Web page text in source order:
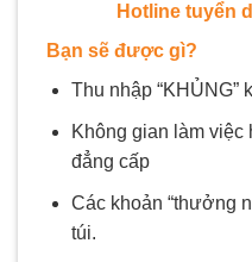
Hotline tuyển
Bạn sẽ được gì?
Thu nhập “KHỦNG”
Không gian làm việc
đẳng cấp
Các khoản “thưởng
túi.